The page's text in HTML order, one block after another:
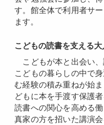
す。館全体で利用者サ
ます。
こどもの読書を支える
こどもが本と出会い、
こどもの暮らしの中で
む経験の積み重ねが始ま
どもに本を手渡す保護
読書への関心を高める
真家の方を招いた講演